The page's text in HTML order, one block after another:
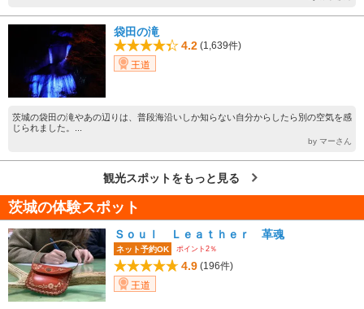
袋田の滝
4.2 (1,639件)
王道
茨城の袋田の滝やあの辺りは、普段海沿いしか知らない自分からしたら別の空気を感
じられました。...
by マーさん
観光スポットをもっと見る
茨城の体験スポット
Ｓｏｕｌ Ｌｅａｔｈｅｒ 革魂
ネット予約OK ポイント2％
4.9 (196件)
王道